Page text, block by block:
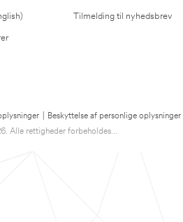
Tilmelding til nyhedsbrev
Beskyttelse af personlige oplysninger
Alle rettigheder forbeholdes...